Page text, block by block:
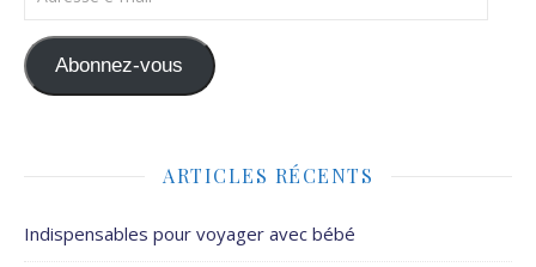
Abonnez-vous
ARTICLES RÉCENTS
Indispensables pour voyager avec bébé